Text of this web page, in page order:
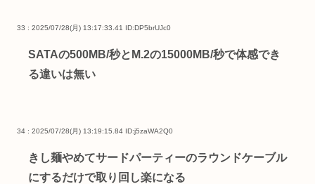
33 : 2025/07/28(月) 13:17:33.41 ID:DP5brUJc0
SATAの500MB/秒とM.2の15000MB/秒で体感でき
る違いは無い
34 : 2025/07/28(月) 13:19:15.84 ID:j5zaWA2Q0
きし麺やめてサードパーティーのラウンドケーブル
にするだけで取り回し楽になる